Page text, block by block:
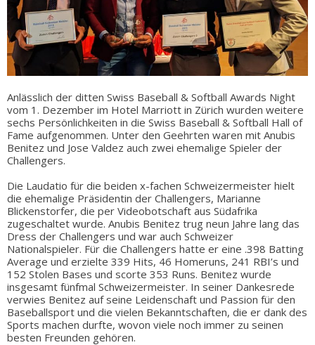
Anlässlich der ditten Swiss Baseball & Softball Awards Night
vom 1. Dezember im Hotel Marriott in Zürich wurden weitere
sechs Persönlichkeiten in die Swiss Baseball & Softball Hall of
Fame aufgenommen. Unter den Geehrten waren mit Anubis
Benitez und Jose Valdez auch zwei ehemalige Spieler der
Challengers.
Die Laudatio für die beiden x-fachen Schweizermeister hielt
die ehemalige Präsidentin der Challengers, Marianne
Blickenstorfer, die per Videobotschaft aus Südafrika
zugeschaltet wurde. Anubis Benitez trug neun Jahre lang das
Dress der Challengers und war auch Schweizer
Nationalspieler. Für die Challengers hatte er eine .398 Batting
Average und erzielte 339 Hits, 46 Homeruns, 241 RBI’s und
152 Stolen Bases und scorte 353 Runs. Benitez wurde
insgesamt fünfmal Schweizermeister. In seiner Dankesrede
verwies Benitez auf seine Leidenschaft und Passion für den
Baseballsport und die vielen Bekanntschaften, die er dank des
Sports machen durfte, wovon viele noch immer zu seinen
besten Freunden gehören.